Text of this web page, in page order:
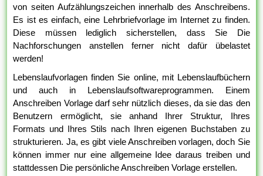
von seiten Aufzählungszeichen innerhalb des Anschreibens.
Es ist es einfach, eine Lehrbriefvorlage im Internet zu finden.
Diese müssen lediglich sicherstellen, dass Sie Die
Nachforschungen anstellen ferner nicht dafür übelastet
werden!
Lebenslaufvorlagen finden Sie online, mit Lebenslaufbüchern
und auch in Lebenslaufsoftwareprogrammen. Einem
Anschreiben Vorlage darf sehr nützlich dieses, da sie das den
Benutzern ermöglicht, sie anhand Ihrer Struktur, Ihres
Formats und Ihres Stils nach Ihren eigenen Buchstaben zu
strukturieren. Ja, es gibt viele Anschreiben vorlagen, doch Sie
können immer nur eine allgemeine Idee daraus treiben und
stattdessen Die persönliche Anschreiben Vorlage erstellen.